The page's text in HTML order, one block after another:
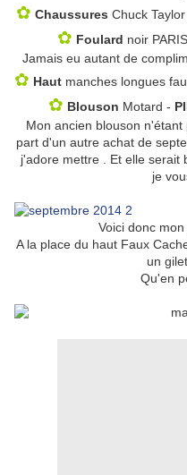
✿ Chaussures Chuck
✿ Foulard noir
Jamais eu autant de
✿ Haut manches longues
✿ Blouson Motard -
Mon ancien blouson
part d'un autre achat de
j'adore mettre . Et elle serait
je
Voici donc mon
A la place du haut Faux
un
Qu'en